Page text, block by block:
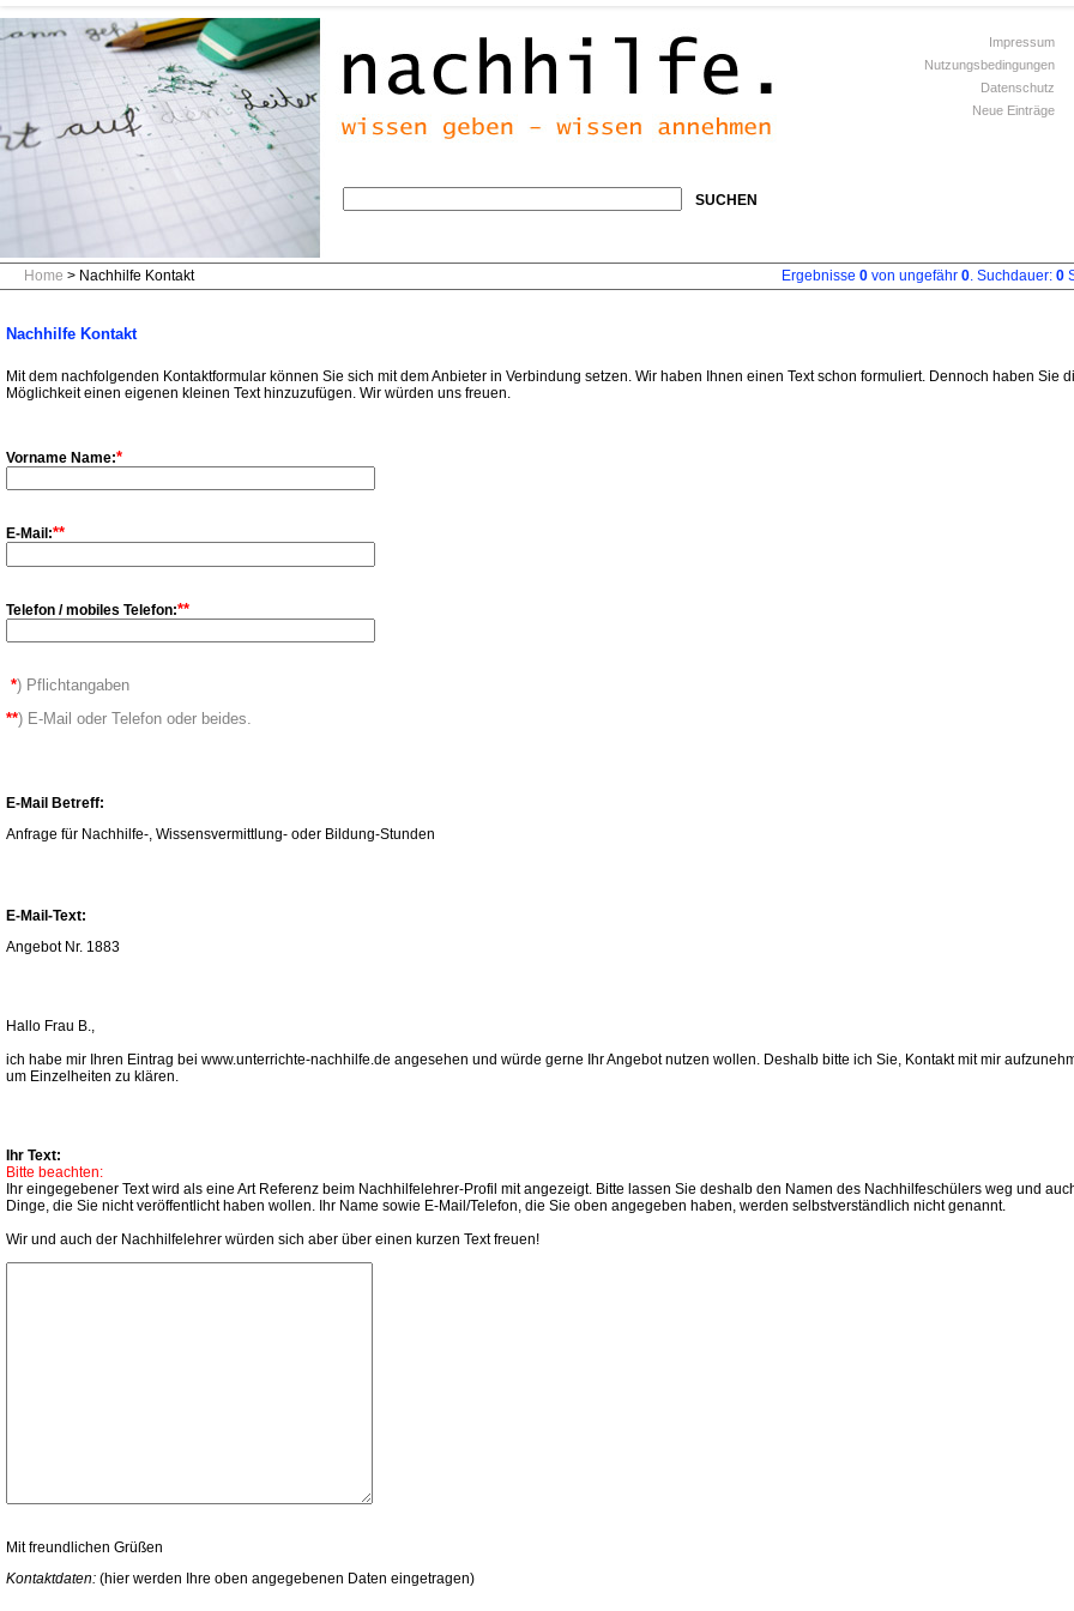
SUCHEN
Impressum
Nutzungsbedingungen
Datenschutz
Neue Einträge
Home > Nachhilfe Kontakt Ergebnisse 0 von ungefähr 0. Suchdauer: 0
Nachhilfe Kontakt
Mit dem nachfolgenden Kontaktformular können Sie sich mit dem Anbieter in Verbindung setzen. Wir haben Ihnen einen Text schon formuliert. Dennoch haben Sie
Möglichkeit einen eigenen kleinen Text hinzuzufügen. Wir würden uns freuen.
Vorname Name:*
E-Mail:**
Telefon / mobiles Telefon:**
*) Pflichtangaben
**) E-Mail oder Telefon oder beides.
E-Mail Betreff:
Anfrage für Nachhilfe-, Wissensvermittlung- oder Bildung-Stunden
E-Mail-Text:
Angebot Nr. 1883
Hallo Frau B.,
ich habe mir Ihren Eintrag bei www.unterrichte-nachhilfe.de angesehen und würde gerne Ihr Angebot nutzen wollen. Deshalb bitte ich Sie, Kontakt mit mir
um Einzelheiten zu klären.
Ihr Text:
Bitte beachten:
Ihr eingegebener Text wird als eine Art Referenz beim Nachhilfelehrer-Profil mit angezeigt. Bitte lassen Sie deshalb den Namen des Nachhilfeschülers weg und
Dinge, die Sie nicht veröffentlicht haben wollen. Ihr Name sowie E-Mail/Telefon, die Sie oben angegeben haben, werden selbstverständlich nicht genannt.
Wir und auch der Nachhilfelehrer würden sich aber über einen kurzen Text freuen!
Mit freundlichen Grüßen
Kontaktdaten: (hier werden Ihre oben angegebenen Daten eingetragen)